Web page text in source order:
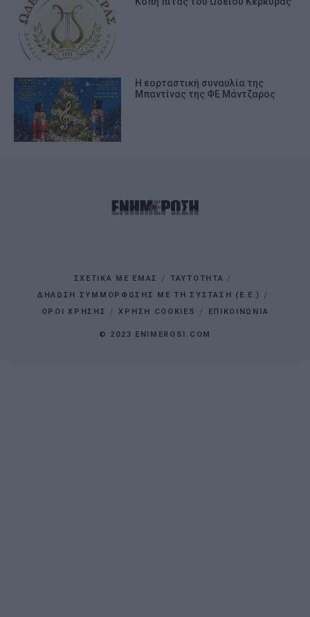
Η εορταστική συναυλία της
Μπαντίνας της ΦΕ Μάντζαρος
ΣΧΕΤΙΚΑ ΜΕ ΕΜΑΣ
ΤΑΥΤΟΤΗΤΑ
ΔΗΛΩΣΗ ΣΥΜΜΟΡΦΩΣΗΣ ΜΕ ΤΗ ΣΥΣΤΑΣΗ (Ε.Ε.)
ΌΡΟΙ ΧΡΗΣΗΣ
ΧΡΗΣΗ COOKIES ΕΠΙΚΟΙΝΩΝΙΑ
© 2023 ENIMEROSI.COM